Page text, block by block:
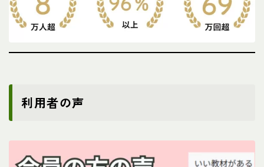
利用者の声